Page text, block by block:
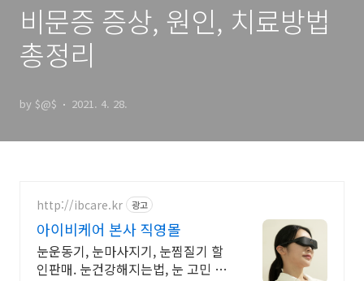
비문증 증상, 원인, 치료방법
총정리
by $@$ 2021. 4. 28.
http://ibcare.kr 광고
아이비케어 본사 직영몰
눈운동기, 눈마사지기, 눈찜질기 할
인판매. 눈건강해지는법, 눈 고민 상